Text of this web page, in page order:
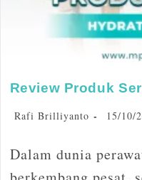
Review Produk
Rafi Brilliyanto 15/10/
Dalam dunia